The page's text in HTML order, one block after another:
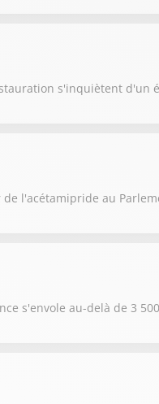
s'inquiètent d'un
l'acétamipride au
s'envole au-delà de 3